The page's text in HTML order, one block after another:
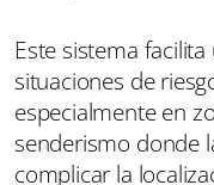
Este sistema
situaciones de
especialmente en
senderismo donde
complicar la